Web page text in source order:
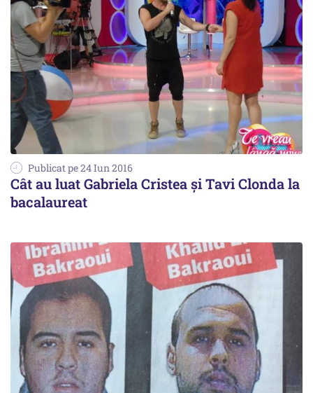
Publicat pe 24 Iun 2016
Cât au luat Gabriela Cristea și Tavi Clonda la
bacalaureat